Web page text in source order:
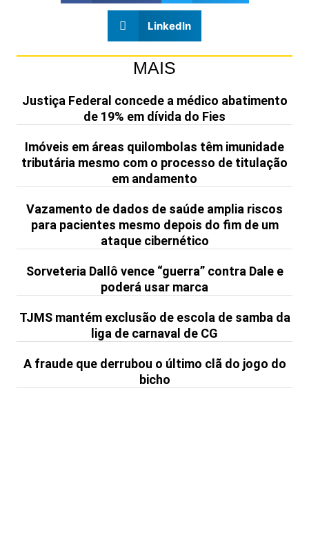
LinkedIn
MAIS
Justiça Federal concede a médico abatimento
de 19% em dívida do Fies
Imóveis em áreas quilombolas têm imunidade
tributária mesmo com o processo de titulação
em andamento
Vazamento de dados de saúde amplia riscos
para pacientes mesmo depois do fim de um
ataque cibernético
Sorveteria Dallô vence “guerra” contra Dale e
poderá usar marca
TJMS mantém exclusão de escola de samba da
liga de carnaval de CG
A fraude que derrubou o último clã do jogo do
bicho